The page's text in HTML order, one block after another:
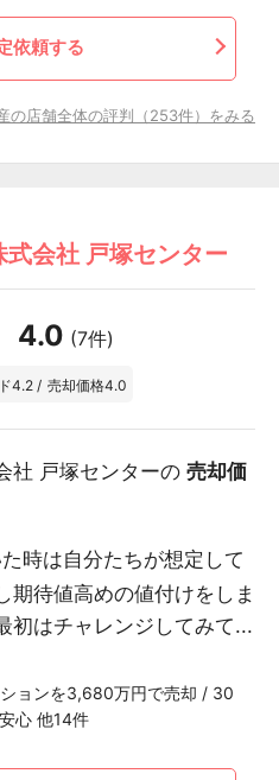
依頼する
の店舗全体の評判（253件）をみる
会社 戸塚センター
4.0 (7件)
4.2 / 売却価格4.0
社 戸塚センターの 売却価
時は自分たちが想定して
期待値高めの値付けをしま
初はチャレンジしてみて...
ョンを3,680万円で売却 / 30
心 他14件